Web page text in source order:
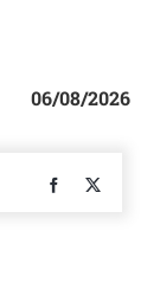
06/08/2026
Facebook